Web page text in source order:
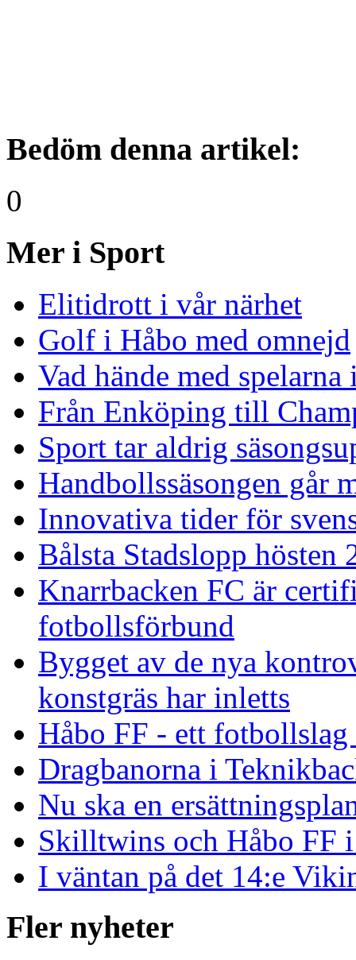
Bedöm denna artikel:
0
Mer i Sport
Elitidrott i vår närhet
Golf i Håbo med omnejd
Vad hände med spelarna
Från Enköping till
Sport tar aldrig
Handbollssäsongen går
Innovativa tider för
Bålsta Stadslopp hösten
Knarrbacken FC är
fotbollsförbund
Bygget av de nya
konstgräs har inletts
Håbo FF - ett fotbollslag
Dragbanorna i
Nu ska en
Skilltwins och Håbo FF
I väntan på det 14:e
Fler nyheter